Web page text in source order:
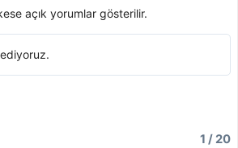
açık yorumlar gösterilir.
1 / 20